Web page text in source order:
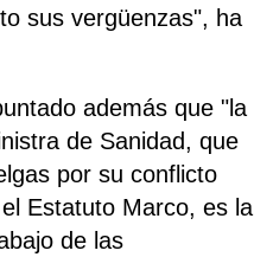
sus vergüenzas", ha
además que "la
de Sanidad, que
por su conflicto
Estatuto Marco, es la
de las